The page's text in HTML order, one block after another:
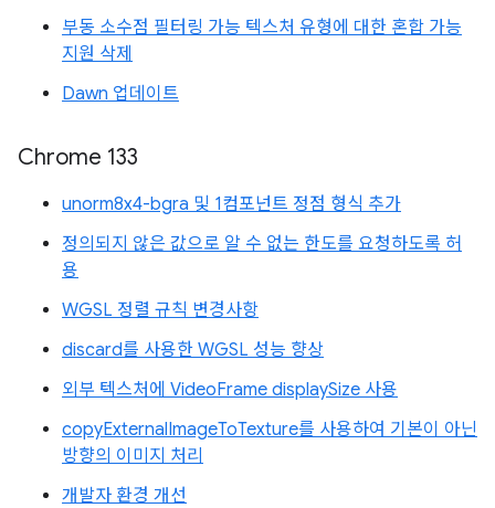
부동 소수점 필터링 가능 텍스처 유형에 대한 혼합 가능
지원 삭제
Dawn 업데이트
Chrome 133
unorm8x4-bgra 및 1컴포넌트 정점 형식 추가
정의되지 않은 값으로 알 수 없는 한도를 요청하도록 허
용
WGSL 정렬 규칙 변경사항
discard를 사용한 WGSL 성능 향상
외부 텍스처에 VideoFrame displaySize 사용
copyExternalImageToTexture를 사용하여 기본이 아닌
방향의 이미지 처리
개발자 환경 개선